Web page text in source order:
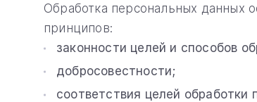
Обработка персональных данных
принципов:
законности целей и способов
добросовестности;
соответствия целей